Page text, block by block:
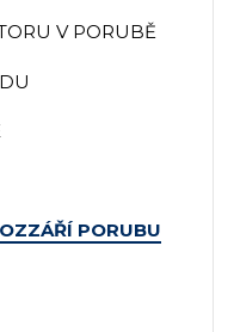
V PORUBĚ
PORUBU